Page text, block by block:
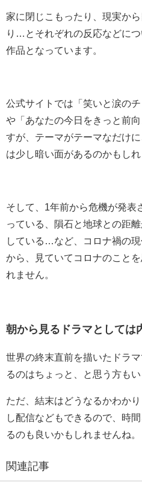
家に閉じこもったり、現実か
り…とそれぞれの反応などに
作品となっています。
公式サイトでは「笑いと涙の
や「あなたの今日をきっと前
すが、テーマがテーマなだけ
は少し暗い面があるのかもしれ
そして、1年前から危機が発表
っている、隕石と地球との距
している…など、コロナ禍の
から、見ていてコロナのこと
れません。
朝から見るドラマとしては
世界の終末直前を描いたドラ
るのはちょっと、と思う方もい
ただ、結末はどうなるかわか
し配信などもできるので、時
るのも良いかもしれませんね。
関連記事